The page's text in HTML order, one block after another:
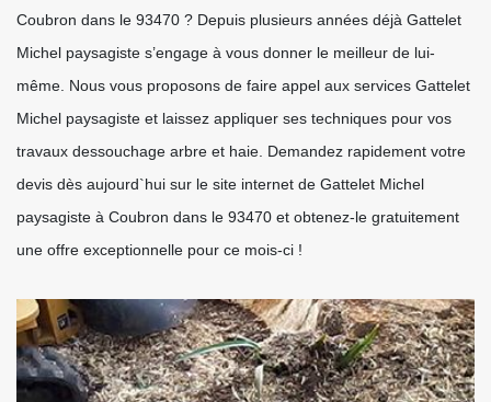
Coubron dans le 93470 ? Depuis plusieurs années déjà Gattelet
Michel paysagiste s’engage à vous donner le meilleur de lui-
même. Nous vous proposons de faire appel aux services Gattelet
Michel paysagiste et laissez appliquer ses techniques pour vos
travaux dessouchage arbre et haie. Demandez rapidement votre
devis dès aujourd`hui sur le site internet de Gattelet Michel
paysagiste à Coubron dans le 93470 et obtenez-le gratuitement
une offre exceptionnelle pour ce mois-ci !